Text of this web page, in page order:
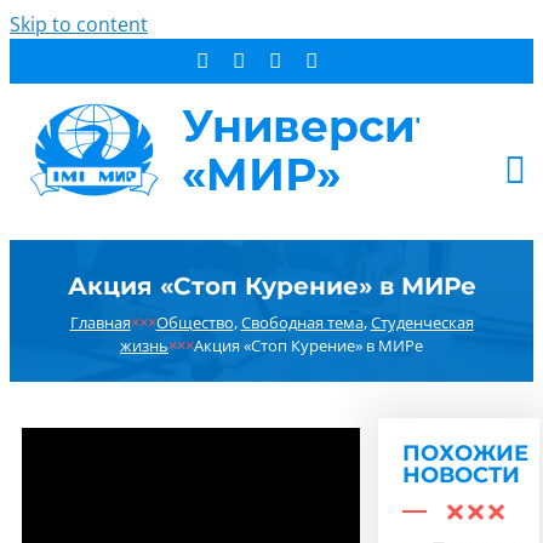
Skip to content
СТУДЕНТУ
ДОПОБРАЗОВАНИЕ
Акция «Стоп Курение» в МИРе
Главная×××Общество,Свободная тема,Студенческая
жизнь×××Акция «Стоп Курение» в МИРе
ПОХОЖИЕ
НОВОСТИ